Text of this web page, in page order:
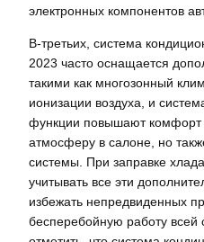
электронных компонентов
В-третьих, система
2023 часто оснащается
такими как многозонный
ионизации воздуха, и
функции повышают комфорт
атмосферу в салоне, но
системы. При заправке
учитывать все эти
избежать непредвиденных
бесперебойную работу